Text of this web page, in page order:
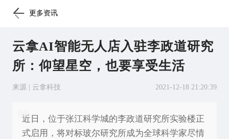
更多资讯
云拿AI智能无人店入驻李政道研究
所：仰望星空，也要享受生活
来源 | 云拿科技 2021-12-18 21:20:39
近日，位于张江科学城的李政道研究所实验楼正
式启用，将对标玻尔研究所成为全球科学家尽情